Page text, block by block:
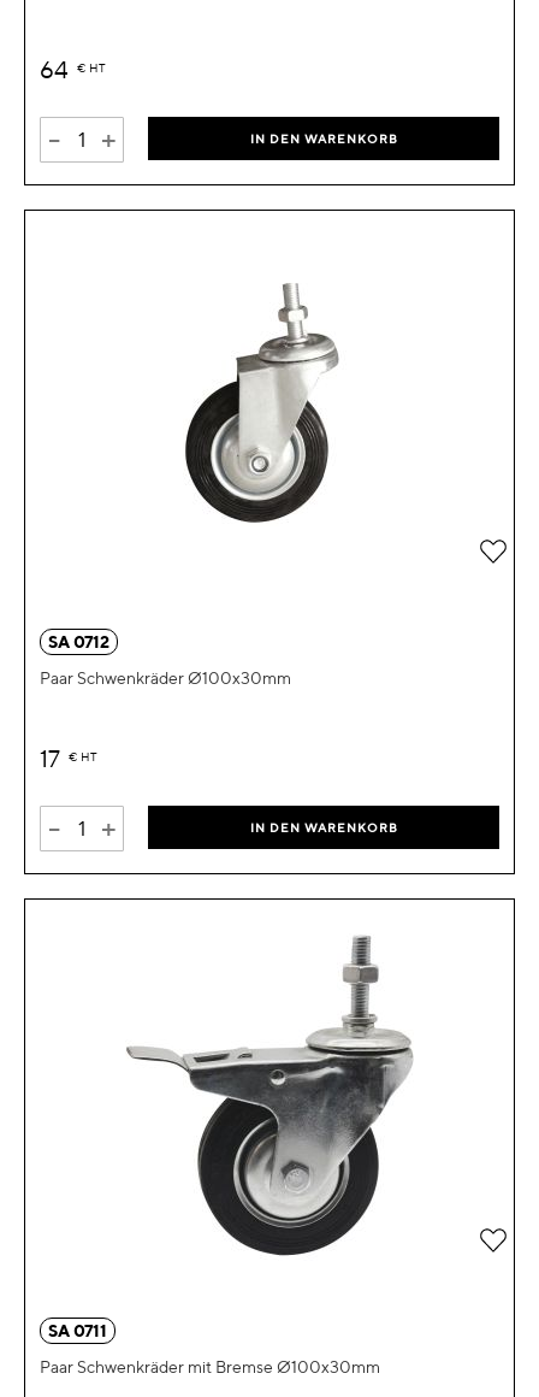
64 € HT
- + IN DEN WARENKORB
SA 0712
Paar Schwenkräder Ø100x30mm
17 € HT
- + IN DEN WARENKORB
Zur
SA 0711
Paar Schwenkräder mit Bremse Ø100x30mm
Zur